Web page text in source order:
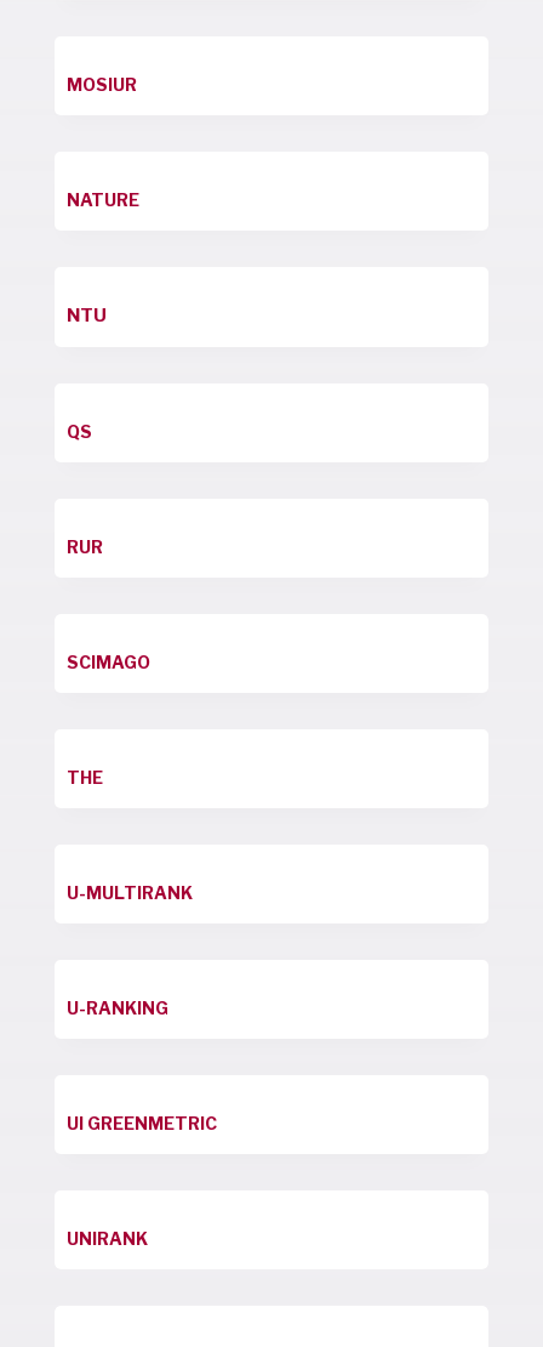
MOSIUR
NATURE
NTU
QS
RUR
SCIMAGO
THE
U-MULTIRANK
U-RANKING
UI GREENMETRIC
UNIRANK